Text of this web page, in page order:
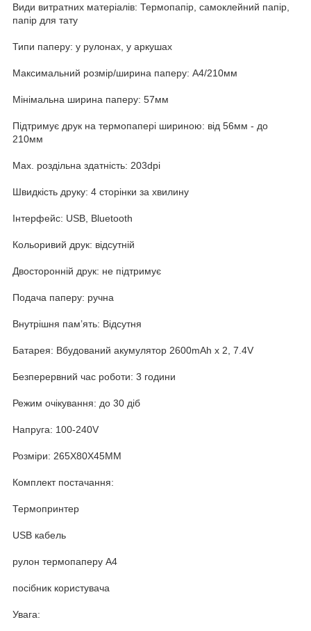
Види витратних матеріалів: Термопапір, самоклейний папір,
папір для тату
Типи паперу: у рулонах, у аркушах
Максимальний розмір/ширина паперу: A4/210мм
Мінімальна ширина паперу: 57мм
Підтримує друк на термопапері шириною: від 56мм - до
210мм
Max. роздільна здатність: 203dpi
Швидкість друку: 4 сторінки за хвилину
Інтерфейс: USB, Bluetooth
Кольоривий друк: відсутній
Двосторонній друк: не підтримує
Подача паперу: ручна
Внутрішня пам’ять: Відсутня
Батарея: Вбудований акумулятор 2600mAh x 2, 7.4V
Безперервний час роботи: 3 години
Режим очікування: до 30 діб
Напруга: 100-240V
Розміри: 265X80X45MM
Комплект постачання:
Термопринтер
USB кабель
рулон термопаперу A4
посібник користувача
Увага: